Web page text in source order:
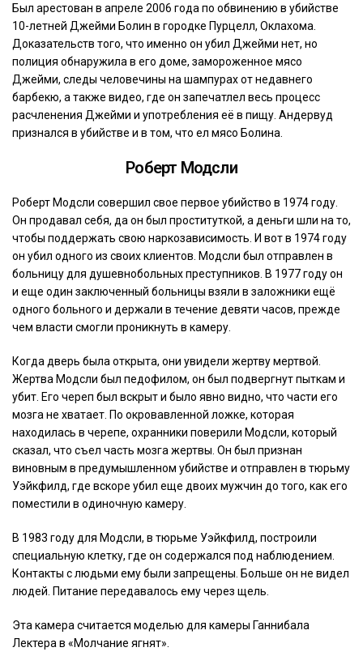
Был арестован в апреле 2006 года по обвинению в убийстве
10-летней Джейми Болин в городке Пурцелл, Оклахома.
Доказательств того, что именно он убил Джейми нет, но
полиция обнаружила в его доме, замороженное мясо
Джейми, следы человечины на шампурах от недавнего
барбекю, а также видео, где он запечатлел весь процесс
расчленения Джейми и употребления её в пищу. Андервуд
признался в убийстве и в том, что ел мясо Болина.
Роберт Модсли
Роберт Модсли совершил свое первое убийство в 1974 году.
Он продавал себя, да он был проституткой, а деньги шли на то,
чтобы поддержать свою наркозависимость. И вот в 1974 году
он убил одного из своих клиентов. Модсли был отправлен в
больницу для душевнобольных преступников. В 1977 году он
и еще один заключенный больницы взяли в заложники ещё
одного больного и держали в течение девяти часов, прежде
чем власти смогли проникнуть в камеру.
Когда дверь была открыта, они увидели жертву мертвой.
Жертва Модсли был педофилом, он был подвергнут пыткам и
убит. Его череп был вскрыт и было явно видно, что части его
мозга не хватает. По окровавленной ложке, которая
находилась в черепе, охранники поверили Модсли, который
сказал, что съел часть мозга жертвы. Он был признан
виновным в предумышленном убийстве и отправлен в тюрьму
Уэйкфилд, где вскоре убил еще двоих мужчин до того, как его
поместили в одиночную камеру.
В 1983 году для Модсли, в тюрьме Уэйкфилд, построили
специальную клетку, где он содержался под наблюдением.
Контакты с людьми ему были запрещены. Больше он не видел
людей. Питание передавалось ему через щель.
Эта камера считается моделью для камеры Ганнибала
Лектера в «Молчание ягнят».